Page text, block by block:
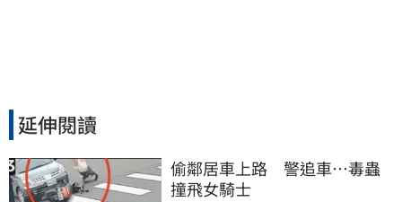
延伸閱讀
偷鄰居車上路　警追車…毒蟲
撞飛女騎士